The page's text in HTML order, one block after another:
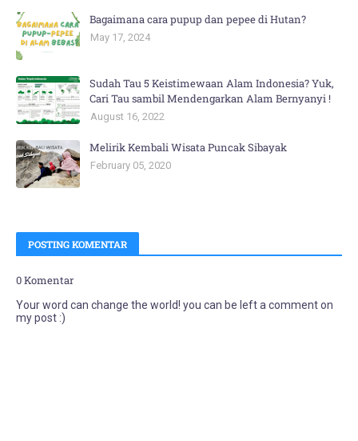
Bagaimana cara pupup dan pepee di Hutan?
May 17, 2024
Sudah Tau 5 Keistimewaan Alam Indonesia? Yuk,
Cari Tau sambil Mendengarkan Alam Bernyanyi !
August 16, 2022
Melirik Kembali Wisata Puncak Sibayak
February 05, 2020
POSTING KOMENTAR
0 Komentar
Your word can change the world! you can be left a comment on
my post :)